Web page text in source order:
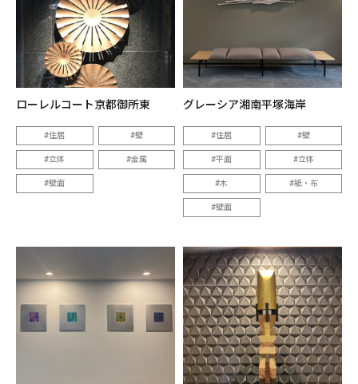
ローレルコート京都御所東
住居 壁
立体 金属
壁面
グレーシア湘南平塚海岸
住居 壁
平面 立体
木 紙・布
壁面